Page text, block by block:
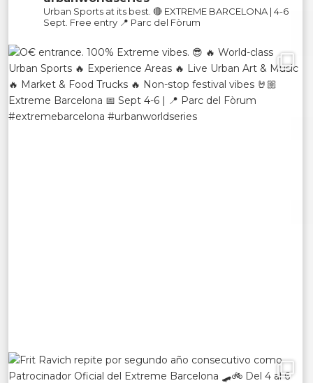
Urban Sports at its best. 🔴 EXTREME BARCELONA | 4-6
Sept. Free entry 📍 Parc del Fòrum